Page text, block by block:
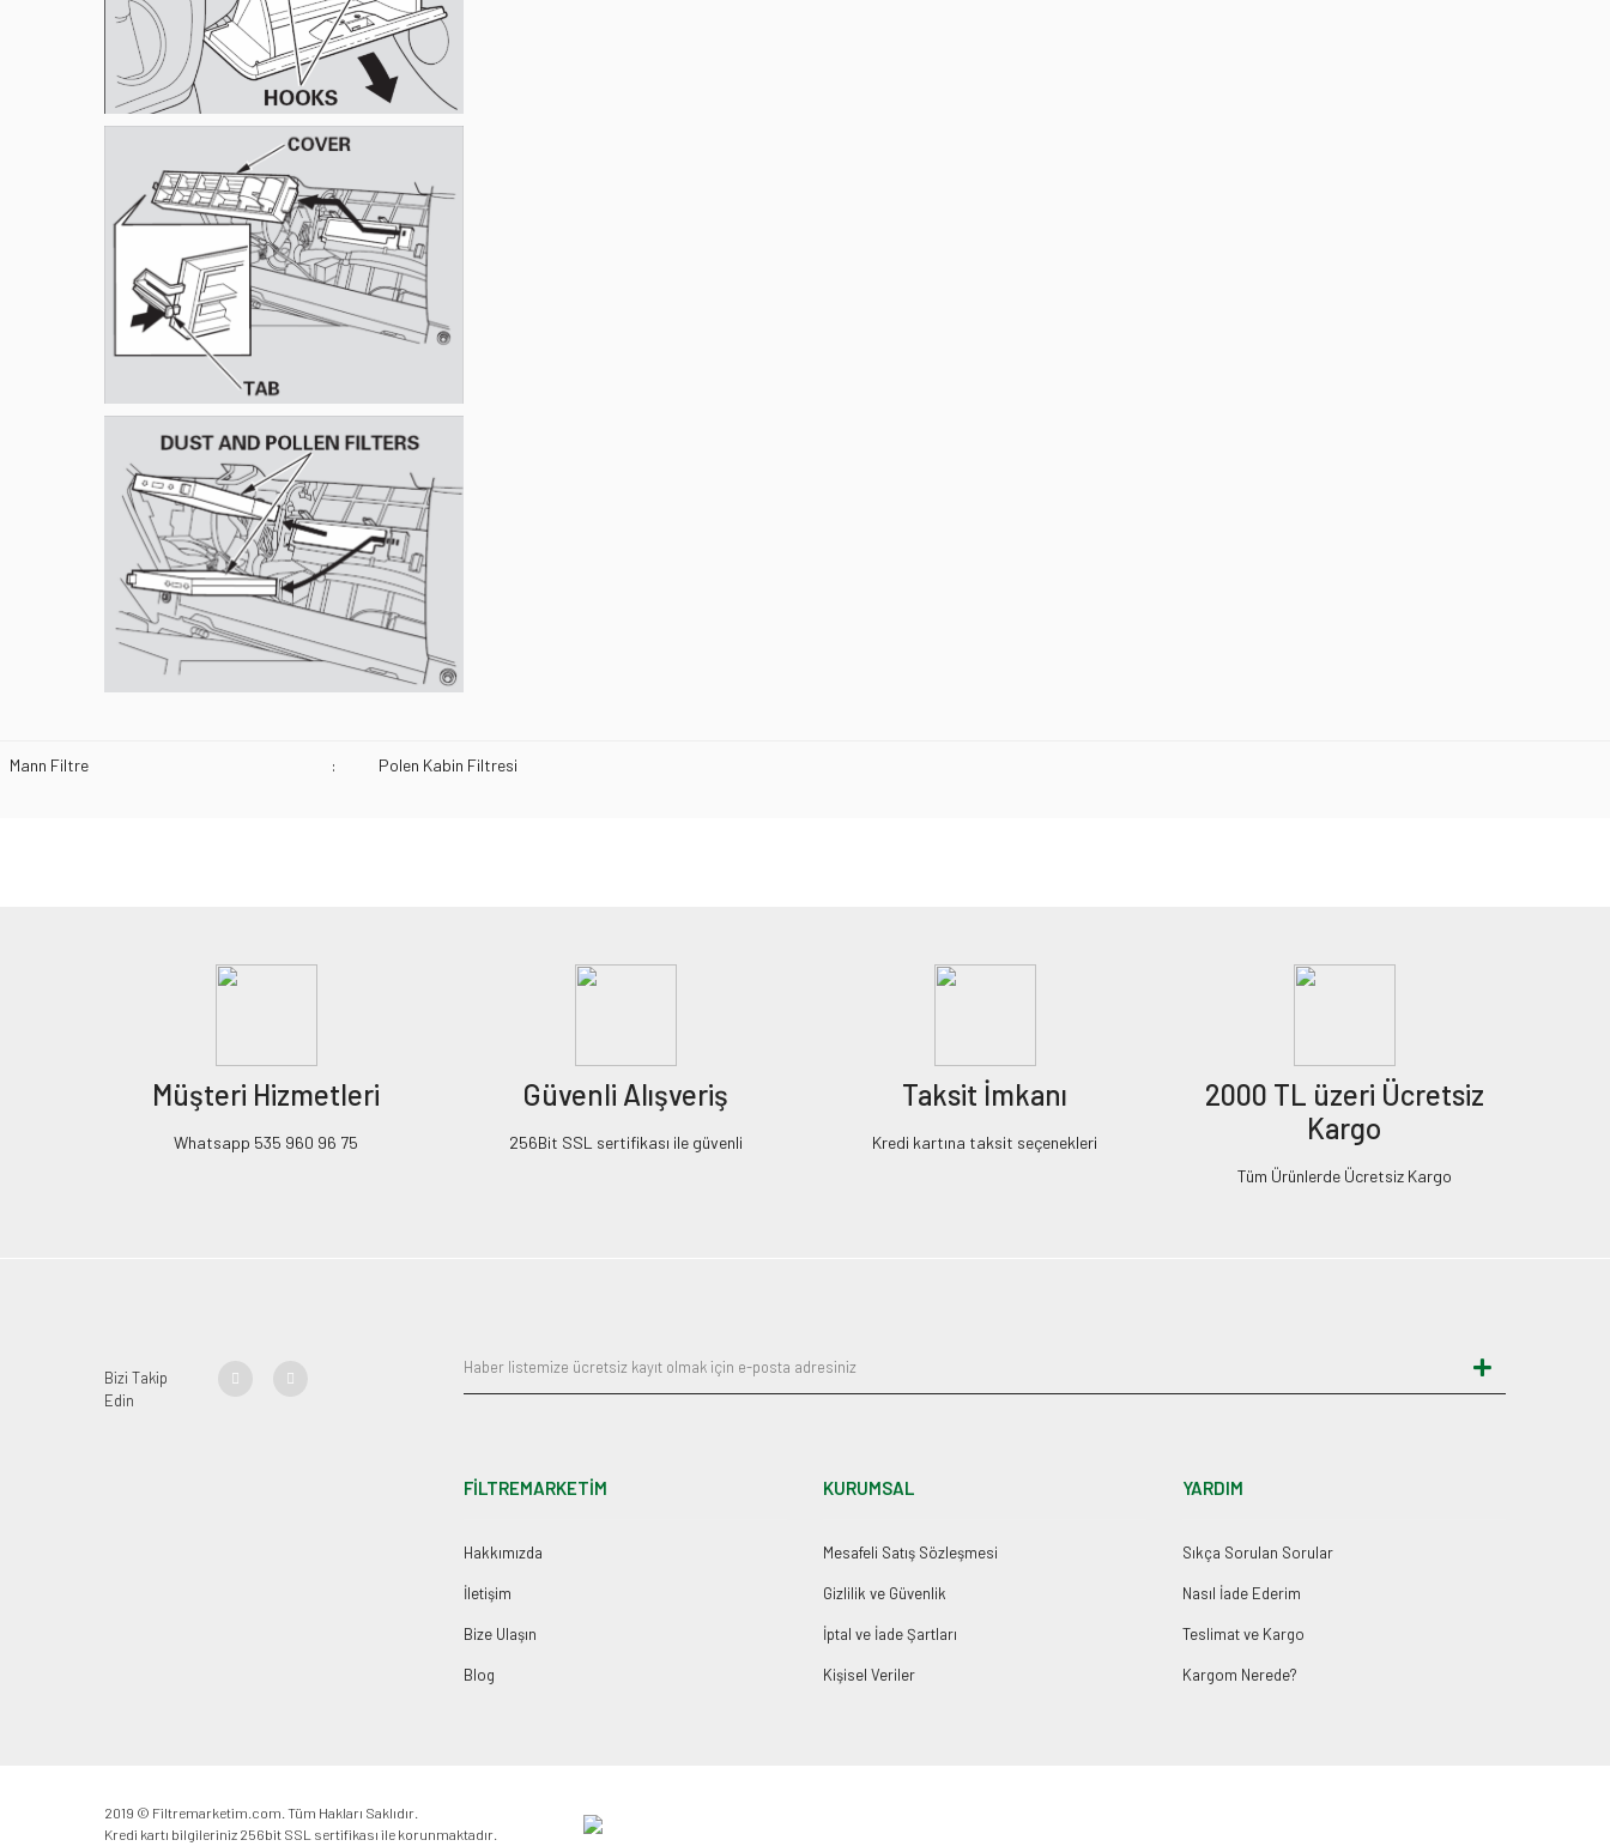
Mann Filtre : Polen Kabin Filtresi
Müşteri Hizmetleri
Whatsapp 535 960 96 75
Güvenli Alışveriş
256Bit SSL sertifikası ile güvenli
Taksit İmkanı
Kredi kartına taksit seçenekleri
2000 TL üzeri Ücretsiz
Kargo
Tüm Ürünlerde Ücretsiz Kargo
Bizi Takip
Edin
FİLTREMARKETİM
Hakkımızda
İletişim
Bize Ulaşın
Blog
KURUMSAL
Mesafeli Satış Sözleşmesi
Gizlilik ve Güvenlik
İptal ve İade Şartları
Kişisel Veriler
YARDIM
Sıkça Sorulan Sorular
Nasıl İade Ederim
Teslimat ve Kargo
Kargom Nerede?
2019 © Filtremarketim.com. Tüm Hakları Saklıdır.
Kredi kartı bilgileriniz 256bit SSL sertifikası ile korunmaktadır.